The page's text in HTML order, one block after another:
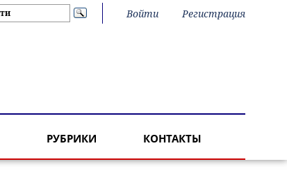
Войти Регистрация
РУБРИКИ КОНТАКТЫ